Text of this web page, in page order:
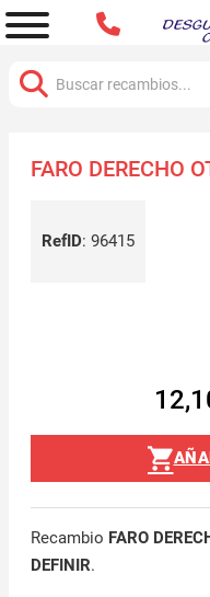
FARO DERECHO
RefID: 96415
Recambio FARO
DEFINIR.